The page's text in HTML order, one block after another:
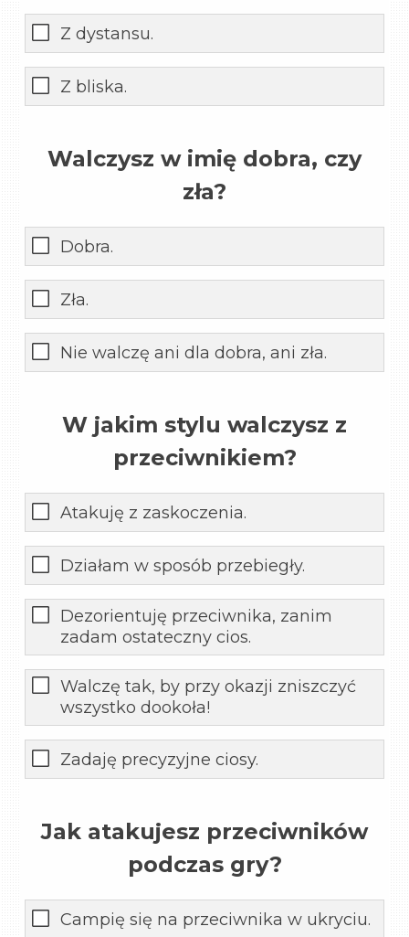
Z dystansu.
Z bliska.
Walczysz w imię dobra, czy
zła?
Dobra.
Zła.
Nie walczę ani dla dobra, ani zła.
W jakim stylu walczysz z
przeciwnikiem?
Atakuję z zaskoczenia.
Działam w sposób przebiegły.
Dezorientuję przeciwnika, zanim
zadam ostateczny cios.
Walczę tak, by przy okazji zniszczyć
wszystko dookoła!
Zadaję precyzyjne ciosy.
Jak atakujesz przeciwników
podczas gry?
Campię się na przeciwnika w ukryciu.